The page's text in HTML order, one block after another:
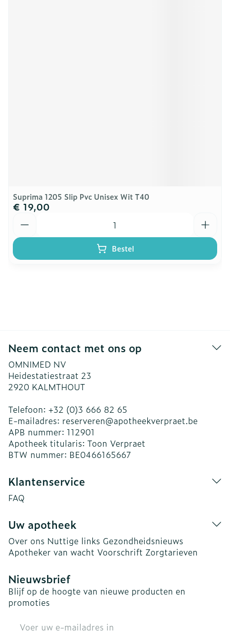
Suprima 1205 Slip Pvc Unisex Wit T40
€ 19,00
Bestel
Neem contact met ons op
OMNIMED NV
Heidestatiestraat 23
2920 KALMTHOUT
Telefoon: +32 (0)3 666 82 65
E-mailadres: reserveren@apotheekverpraet.be
APB nummer: 112901
Apotheek titularis: Toon Verpraet
BTW nummer: BE0466165667
Klantenservice
FAQ
Uw apotheek
Over ons Nuttige links Gezondheidsnieuws
Apotheker van wacht Voorschrift Zorgtarieven
Nieuwsbrief
Blijf op de hoogte van nieuwe producten en
promoties